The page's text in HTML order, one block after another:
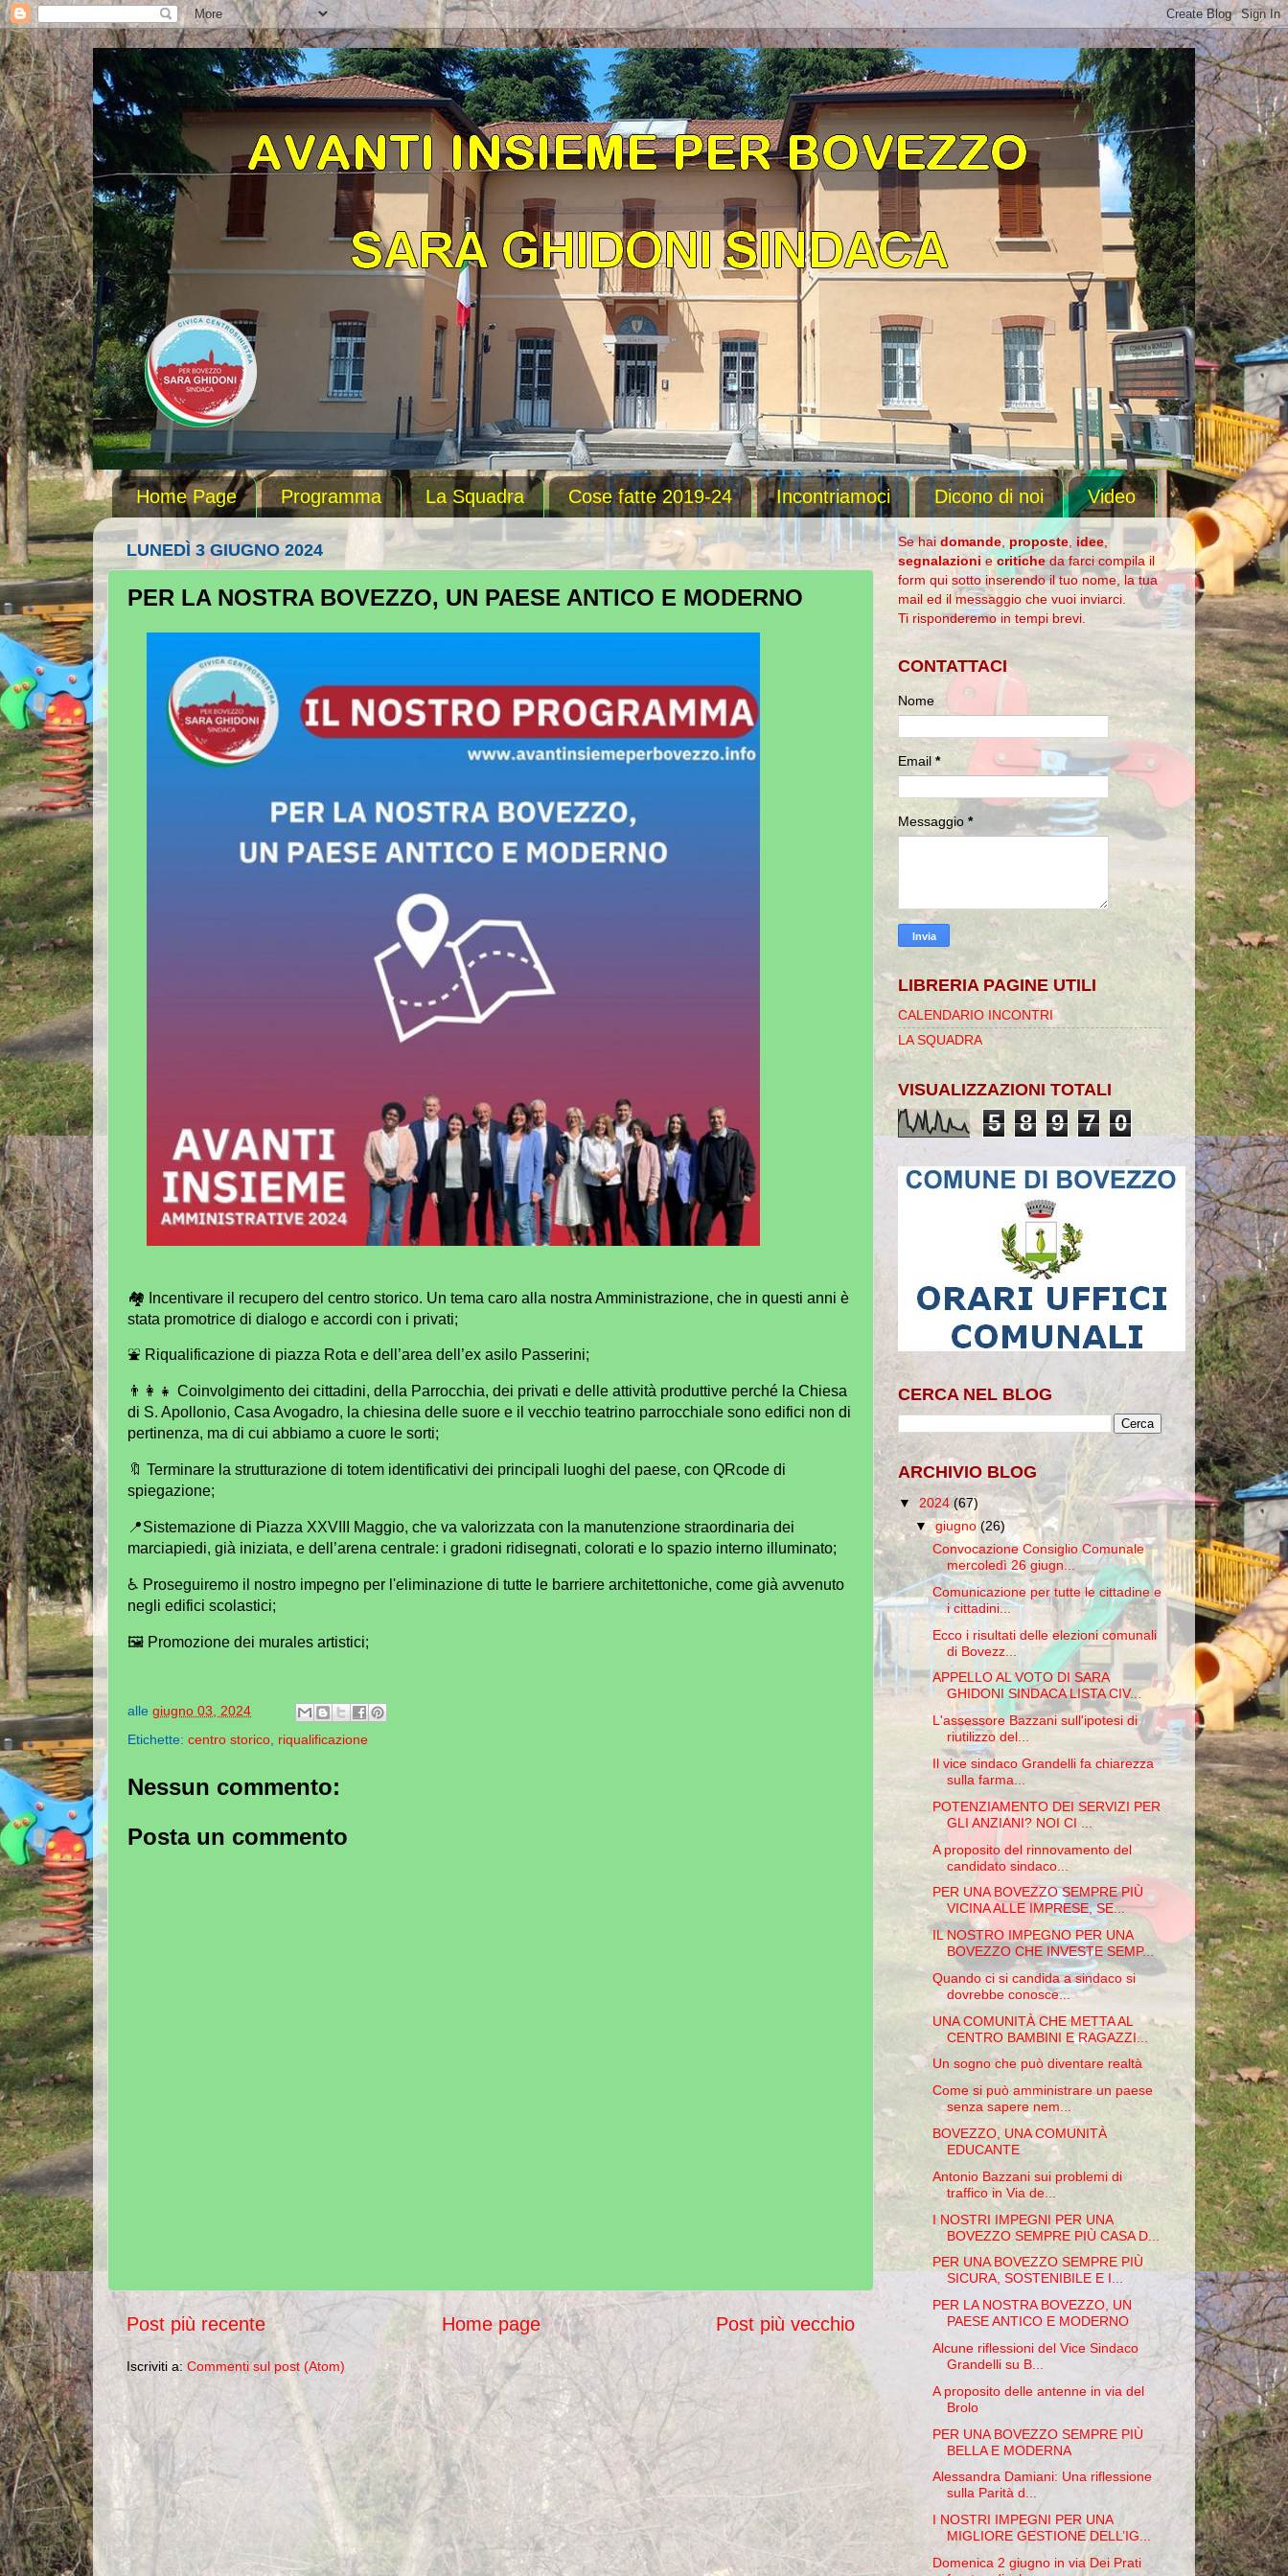
Home Page Programma La Squadra Cose fatte 2019-24 Incontriamoci Dicono di noi Video
LUNEDÌ 3 GIUGNO 2024
PER LA NOSTRA BOVEZZO, UN PAESE ANTICO E MODERNO
🏘 Incentivare il recupero del centro storico. Un tema caro alla nostra Amministrazione, che in questi anni è
stata promotrice di dialogo e accordi con i privati;
⛲ Riqualificazione di piazza Rota e dell’area dell’ex asilo Passerini;
👨‍👩‍👧 Coinvolgimento dei cittadini, della Parrocchia, dei privati e delle attività produttive perché la Chiesa
di S. Apollonio, Casa Avogadro, la chiesina delle suore e il vecchio teatrino parrocchiale sono edifici non di
pertinenza, ma di cui abbiamo a cuore le sorti;
🔖 Terminare la strutturazione di totem identificativi dei principali luoghi del paese, con QRcode di
spiegazione;
📍Sistemazione di Piazza XXVIII Maggio, che va valorizzata con la manutenzione straordinaria dei
marciapiedi, già iniziata, e dell’arena centrale: i gradoni ridisegnati, colorati e lo spazio interno illuminato;
♿ Proseguiremo il nostro impegno per l'eliminazione di tutte le barriere architettoniche, come già avvenuto
negli edifici scolastici;
🖼 Promozione dei murales artistici;
alle giugno 03, 2024
Etichette: centro storico riqualificazione
Nessun commento:
Posta un commento
Post più recente Post più vecchio
Home page
Iscriviti a: Commenti sul post (Atom)
Se hai domande,proposte idee,
segnalazioni ecriticheda farci compila il
form qui sotto inserendo il tuo nome, la tua
mail ed il messaggio che vuoi inviarci.
Ti risponderemo in tempi brevi.
CONTATTACI
Nome
Email *
Messaggio *
LIBRERIA PAGINE UTILI
CALENDARIO INCONTRI
LA SQUADRA
VISUALIZZAZIONI TOTALI
5 8 9 7 0
CERCA NEL BLOG
ARCHIVIO BLOG
▼ 2024(67)
▼giugno(26)
Convocazione Consiglio Comunale
mercoledì 26 giugn...
Comunicazione per tutte le cittadine e
i cittadini...
Ecco i risultati delle elezioni comunali
di Bovezz...
APPELLO AL VOTO DI SARA
GHIDONI SINDACA LISTA CIV...
L'assessore Bazzani sull'ipotesi di
riutilizzo del...
Il vice sindaco Grandelli fa chiarezza
sulla farma...
POTENZIAMENTO DEI SERVIZI PER
GLI ANZIANI? NOI CI ...
A proposito del rinnovamento del
candidato sindaco...
PER UNA BOVEZZO SEMPRE PIÙ
VICINA ALLE IMPRESE, SE...
IL NOSTRO IMPEGNO PER UNA
BOVEZZO CHE INVESTE SEMP...
Quando ci si candida a sindaco si
dovrebbe conosce...
UNA COMUNITÀ CHE METTA AL
CENTRO BAMBINI E RAGAZZI...
Un sogno che può diventare realtà
Come si può amministrare un paese
senza sapere nem...
BOVEZZO, UNA COMUNITÀ
EDUCANTE
Antonio Bazzani sui problemi di
traffico in Via de...
I NOSTRI IMPEGNI PER UNA
BOVEZZO SEMPRE PIÙ CASA D...
PER UNA BOVEZZO SEMPRE PIÙ
SICURA, SOSTENIBILE E I...
PER LA NOSTRA BOVEZZO, UN
PAESE ANTICO E MODERNO
Alcune riflessioni del Vice Sindaco
Grandelli su B...
A proposito delle antenne in via del
Brolo
PER UNA BOVEZZO SEMPRE PIÙ
BELLA E MODERNA
Alessandra Damiani: Una riflessione
sulla Parità d...
I NOSTRI IMPEGNI PER UNA
MIGLIORE GESTIONE DELL’IG...
Domenica 2 giugno in via Dei Prati